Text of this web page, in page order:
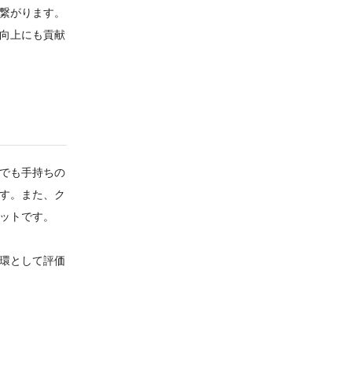
がります。
上にも貢献
も手持ちの
。また、ク
トです。
として評価